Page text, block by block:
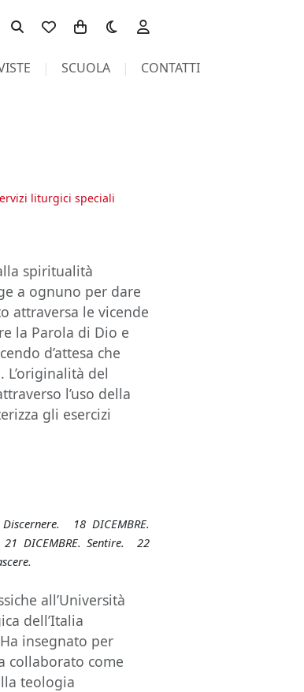
Toggle theme
SCUOLA CONTATTI
liturgici speciali
spiritualità
a ognuno per dare
attraversa le vicende
la Parola di Dio e
d’attesa che
del
l’uso della
gli esercizi
18 DICEMBRE.
DICEMBRE. Sentire. 22
all’Università
dell’Italia
insegnato per
collaborato come
teologia